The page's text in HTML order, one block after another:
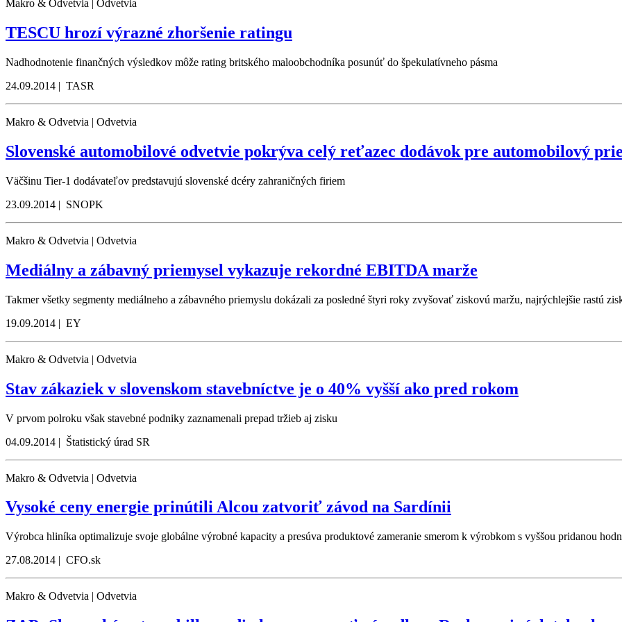
Makro & Odvetvia | Odvetvia
TESCU hrozí výrazné zhoršenie ratingu
Nadhodnotenie finančných výsledkov môže rating britského maloobchodníka posunúť do špekulatívneho pásma
24.09.2014 | TASR
Makro & Odvetvia | Odvetvia
Slovenské automobilové odvetvie pokrýva celý reťazec dodávok pre automobilový
Väčšinu Tier-1 dodávateľov predstavujú slovenské dcéry zahraničných firiem
23.09.2014 | SNOPK
Makro & Odvetvia | Odvetvia
Mediálny a zábavný priemysel vykazuje rekordné EBITDA marže
Takmer všetky segmenty mediálneho a zábavného priemyslu dokázali za posledné štyri roky zvyšovať ziskovú maržu, najrýchlejšie rastú
19.09.2014 | EY
Makro & Odvetvia | Odvetvia
Stav zákaziek v slovenskom stavebníctve je o 40% vyšší ako pred rokom
V prvom polroku však stavebné podniky zaznamenali prepad tržieb aj zisku
04.09.2014 | Štatistický úrad SR
Makro & Odvetvia | Odvetvia
Vysoké ceny energie prinútili Alcou zatvoriť závod na Sardínii
Výrobca hliníka optimalizuje svoje globálne výrobné kapacity a presúva produktové zameranie smerom k výrobkom s vyššou pridanou
27.08.2014 | CFO.sk
Makro & Odvetvia | Odvetvia